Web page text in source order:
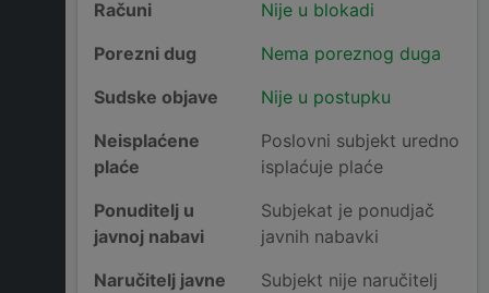
Računi
Nije u blokadi
Porezni dug
Nema poreznog duga
Sudske objave
Nije u postupku
Neisplaćene
plaće
Poslovni subjekt uredno
isplaćuje plaće
Ponuditelj u
javnoj nabavi
Subjekat je ponudjač
javnih nabavki
Naručitelj javne
Subjekt nije naručitelj